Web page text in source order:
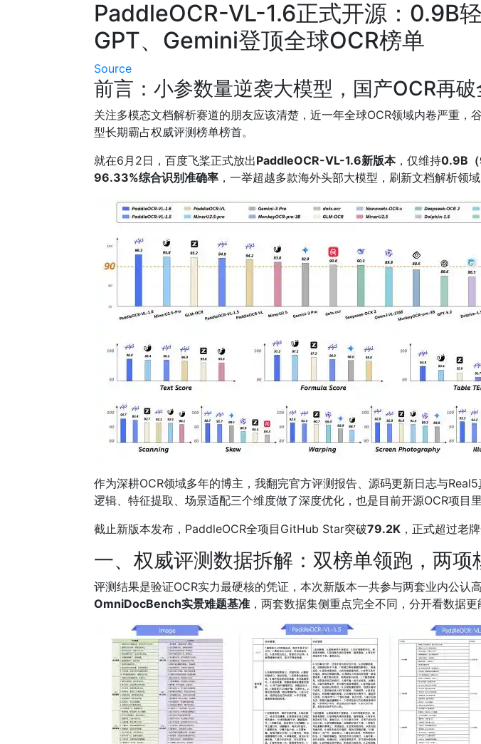
PaddleOCR-VL-1.6正式开源：0.9B
GPT、Gemini登顶全球OCR榜单
Source
前言：小参数量逆袭大模型，国产OCR再
关注多模态文档解析赛道的朋友应该清楚，近一年全球OCR领域内卷严重
型长期霸占权威评测榜单榜首。
就在6月2日，百度飞桨正式放出PaddleOCR-VL-1.6新版本，仅维持0.9B（
96.33%综合识别准确率 ，一举超越多款海外头部大模型，刷新文档解析领
作为深耕OCR领域多年的博主，我翻完官方评测报告、源码更新日志与
逻辑、特征提取、场景适配三个维度做了深度优化，也是目前开源OCR项目
截止新版本发布，PaddleOCR全项目GitHub Star突破79.2K ，正式超过老
一、权威评测数据拆解：双榜单领跑，两项
评测结果是验证OCR实力最硬核的凭证，本次新版本一共参与两套业内公认
OmniDocBench实景难题基准 ，两套数据集侧重点完全不同，分开看数据更